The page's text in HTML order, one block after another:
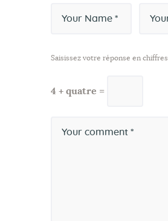
Saisissez votre réponse en chiffres
4 + quatre =